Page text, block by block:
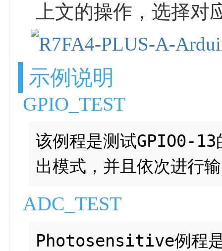
上文的操作，选择
示例说明
GPIO_TEST
该例程是测试GPIO0-
ADC_TEST
Photosensitive例程是